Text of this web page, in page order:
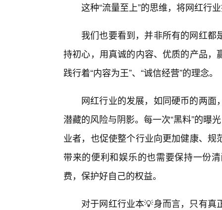
这种“流量至上”的思维，将网红行
我们也要看到，并非所有的网红
持初心，用真诚的内容、优质的产品
践行着“内容为王”、“诚信经营”的理念。
网红行业的发展，如同硬币的两
潜藏的风险与阴影。每一次“黑料”的曝
业者，也促使整个行业向更加健康、
带来的便利和娱乐的也需要保持一份
费，保护好自己的权益。
对于网红行业本💡身而言，只有